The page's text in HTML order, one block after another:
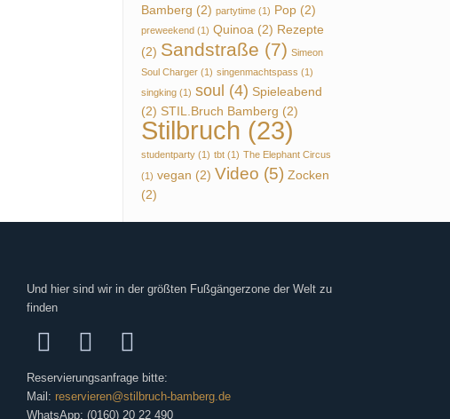
Bamberg (2) partytime(1) Pop(2)
preweekend(1) Quinoa(2) Rezepte
(2) Sandstraße (7) Simeon
Soul Charger(1) singenmachtspass (1)
singking(1) soul (4) Spieleabend
(2) STIL.Bruch Bamberg (2)
Stilbruch (23)
studentparty(1) tbt(1) The Elephant Circus
(1) vegan (2) Video (5) Zocken
(2)
Und hier sind wir in der größten Fußgängerzone der Welt zu
finden
Reservierungsanfrage bitte:
Mail: reservieren@stilbruch-bamberg.de
WhatsApp: (0160) 20 22 490